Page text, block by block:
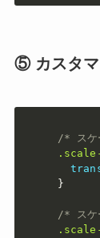
⑤ カスタマ
/* スケ
}
/* スケ